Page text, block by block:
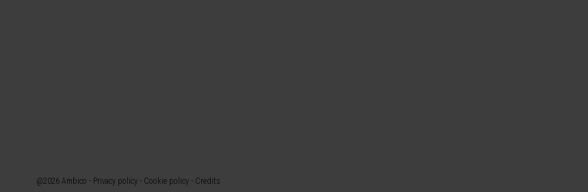
@2026 Ambico - Privacy policy- Cookie policy- Credits